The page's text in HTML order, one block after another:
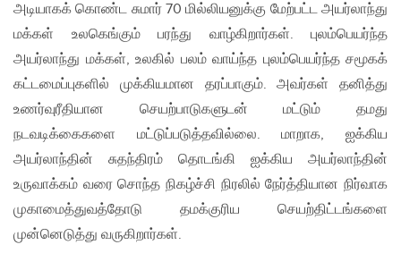
அடியாகக் கொண்ட சுமார் 70 மில்லியனுக்கு மேற்பட்ட அயர்லாந்து
மக்கள் உலகெங்கும் பரந்து வாழ்கிறார்கள். புலம்பெயர்ந்த
அயர்லாந்து மக்கள், உலகில் பலம் வாய்ந்த புலம்பெயர்ந்த சமூகக்
கட்டமைப்புகளில் முக்கியமான தரப்பாகும். அவர்கள் தனித்து
உணர்வுரீதியான செயற்பாடுகளுடன் மட்டும் தமது
நடவடிக்கைகளை மட்டுப்படுத்தவில்லை. மாறாக, ஐக்கிய
அயர்லாந்தின் சுதந்திரம் தொடங்கி ஐக்கிய அயர்லாந்தின்
உருவாக்கம் வரை சொந்த நிகழ்ச்சி நிரலில் நேர்த்தியான நிர்வாக
முகாமைத்துவத்தோடு தமக்குரிய செயற்திட்டங்களை
முன்னெடுத்து வருகிறார்கள்.